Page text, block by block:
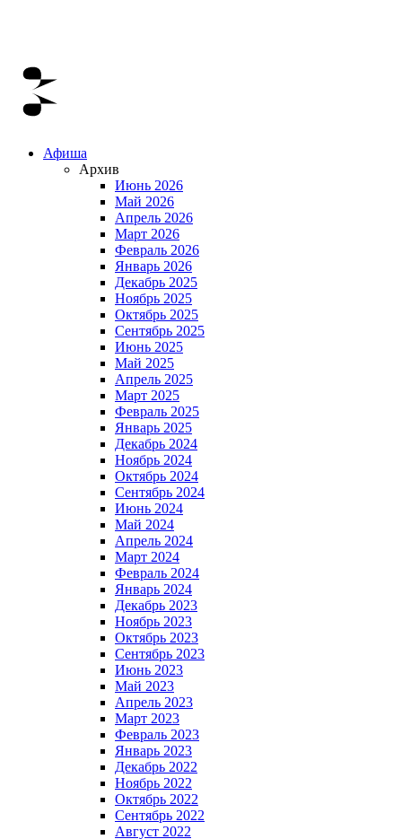
Афиша
Архив
Июнь 2026
Май 2026
Апрель 2026
Март 2026
Февраль 2026
Январь 2026
Декабрь 2025
Ноябрь 2025
Октябрь 2025
Сентябрь 2025
Июнь 2025
Май 2025
Апрель 2025
Март 2025
Февраль 2025
Январь 2025
Декабрь 2024
Ноябрь 2024
Октябрь 2024
Сентябрь 2024
Июнь 2024
Май 2024
Апрель 2024
Март 2024
Февраль 2024
Январь 2024
Декабрь 2023
Ноябрь 2023
Октябрь 2023
Сентябрь 2023
Июнь 2023
Май 2023
Апрель 2023
Март 2023
Февраль 2023
Январь 2023
Декабрь 2022
Ноябрь 2022
Октябрь 2022
Сентябрь 2022
Август 2022